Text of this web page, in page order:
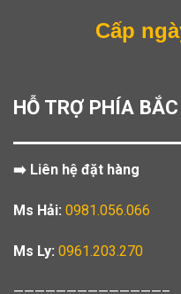
Cấp
HỖ TRỢ PHÍA BẮC
➡️ Liên hệ đặt hàng
Ms Hải: 0981.056.066
Ms Ly: 0961.203.270